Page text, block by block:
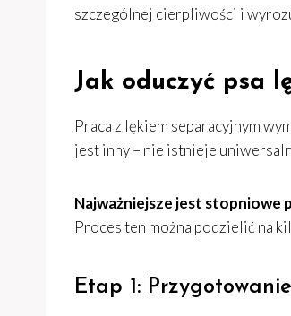
szczególnej cierpliwości i
Jak oduczyć psa
Praca z lękiem separacyjnym
jest inny – nie istnieje
Najważniejsze jest stopniowe
Proces ten można podzielić na
Etap 1: